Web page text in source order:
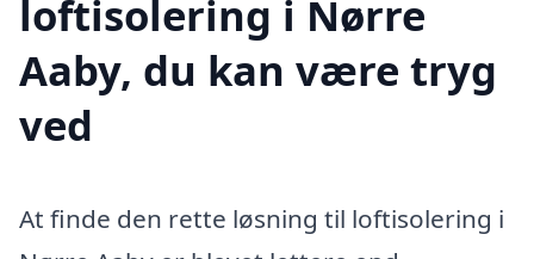
loftisolering i Nørre
Aaby, du kan være tryg
ved
At finde den rette løsning til loftisolering i